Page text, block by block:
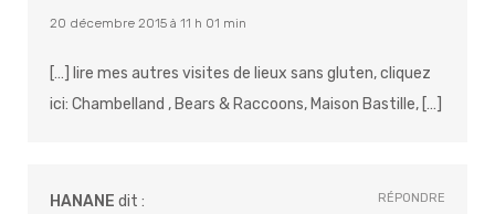
20 décembre 2015 à 11 h 01 min
[…] lire mes autres visites de lieux sans gluten, cliquez
ici: Chambelland , Bears & Raccoons, Maison Bastille, […]
HANANE dit : RÉPONDRE